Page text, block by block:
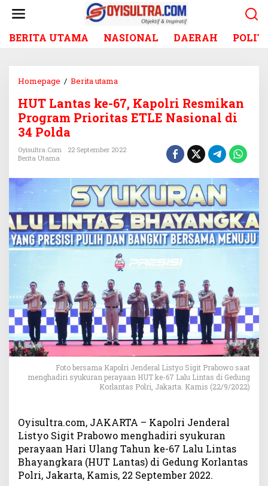
BERITA UTAMA NASIONAL DAERAH
Homepage / Berita utama
T
L
t
s
k
e
-
6
7
,
K
a
o
l
r
i
R
e
s
m
i
a
n
P
o
g
HUT Lantas ke-67, Kapolri Resmikan
Program Prioritas ETLE Nasional di
34 Polda
Oyisultra.com
22 September 2022
Berita Utama
Foto bersama Kapolri Jenderal Listyo Sigit Prabowo saat
menghadiri syukuran perayaan HUT ke-67 Lalu Lintas di Gedung
Korlantas Polri, Jakarta. Kamis (22/9/2022)
Oyisultra.com, JAKARTA – Kapolri Jenderal
Listyo Sigit Prabowo menghadiri syukuran
perayaan Hari Ulang Tahun ke-67 Lalu Lintas
Bhayangkara (HUT Lantas) di Gedung Korlantas
Polri, Jakarta, Kamis, 22 September 2022.